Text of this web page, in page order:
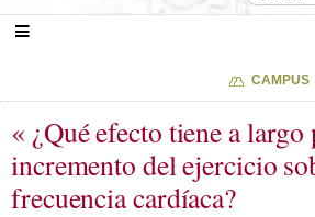
CAMPUS
« ¿Qué efecto tiene a largo
incremento del ejercicio
frecuencia cardíaca?